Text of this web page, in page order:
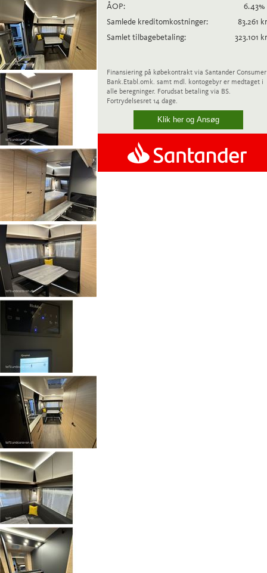
ÅOP:
6.43%
Samlede kreditomkostninger:
83.261
Samlet tilbagebetaling:
323.101
Finansiering på købekontrakt via Santander Consumer
Bank.Etabl.omk. samt mdl. kontogebyr er medtaget i
alle beregninger. Forudsat betaling via BS.
Fortrydelsesret 14 dage.
Klik her og Ansøg